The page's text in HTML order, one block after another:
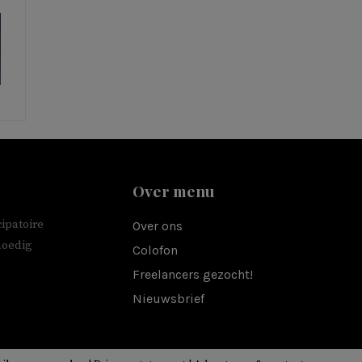
Over menu
Over ons
Colofon
Freelancers gezocht!
Nieuwsbrief